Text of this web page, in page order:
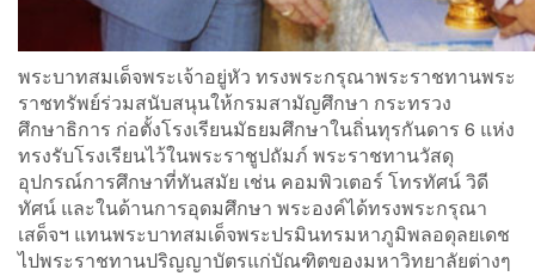
พระบาทสมเด็จพระเจ้าอยู่หัว ทรงพระกรุณาพระราชทานพระ
ราชทรัพย์ร่วมสนับสนุนให้กรมสามัญศึกษา กระทรวง
ศึกษาธิการ ก่อตั้งโรงเรียนมัธยมศึกษาในถิ่นทุรกันดาร 6 แห่ง
ทรงรับโรงเรียนไว้ในพระราชูปถัมภ์ พระราชทานวัสดุ
อุปกรณ์การศึกษาที่ทันสมัย เช่น คอมพิวเตอร์ โทรทัศน์ วิดี
ทัศน์ และในด้านการอุดมศึกษา พระองค์ได้ทรงพระกรุณา
เสด็จฯ แทนพระบาทสมเด็จพระปรมินทรมหาภูมิพลอดุลยเดช
ไปพระราชทานปริญญาบัตรแก่บัณฑิตของมหาวิทยาลัยต่างๆ